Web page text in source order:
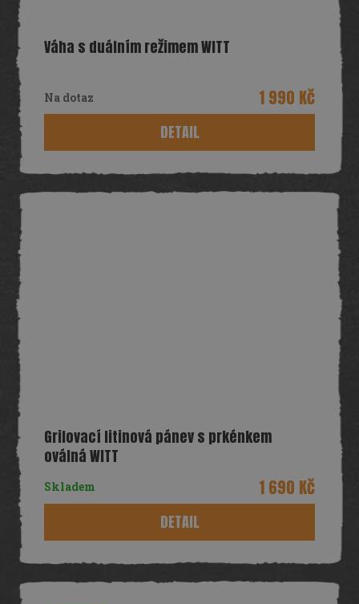
Váha s duálním režimem WITT
Na dotaz 1 990 Kč
DETAIL
Grilovací litinová pánev s prkénkem
oválná WITT
Skladem 1 690 Kč
DETAIL